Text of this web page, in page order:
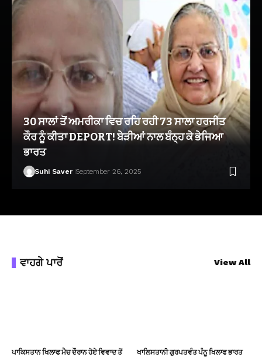
30 ਸਾਲਾਂ ਤੋਂ ਅਮਰੀਕਾ ਵਿਚ ਰਹਿ ਰਹੀ 73 ਸਾਲਾ ਹਰਜੀਤ
ਕੌਰ ਨੂੰ ਕੀਤਾ DEPORT! ਬੇੜੀਆਂ ਨਾਲ ਬੰਨ੍ਹ ਕੇ ਭੇਜਿਆ
ਭਾਰਤ
Suhi Saver September 26, 2025
ਵਾਹਗੇ ਪਾਰੋਂ View All
ਪਾਕਿਸਤਾਨ ਖਿਲਾਫ ਮੈਚ ਦੌਰਾਨ ਹੋਏ ਵਿਵਾਦ ਤੋਂ
ਖਾਲਿਸਤਾਨੀ ਗੁਰਪਤਵੰਤ ਪੰਨੂ ਖਿਲਾਫ ਭਾਰਤ